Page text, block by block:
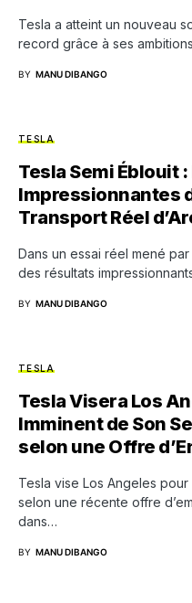
Tesla a atteint un nouveau
record grâce à ses
BY MANU DIBANGO
TESLA
Tesla Semi Éblouit
Impressionnantes
Transport Réel
Dans un essai réel mené
des résultats
BY MANU DIBANGO
TESLA
Tesla Visera Los
Imminent de Son
selon une Offre
Tesla vise Los Angeles pour
selon une récente offre
dans…
BY MANU DIBANGO